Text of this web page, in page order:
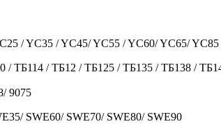
/ YC35 / YC45/ YC55 / YC60/ YC65/ YC85
/ ТБ114 / ТБ12 / ТБ125 / ТБ135 / ТБ138 /
9075
SWE60/ SWE70/ SWE80/ SWE90